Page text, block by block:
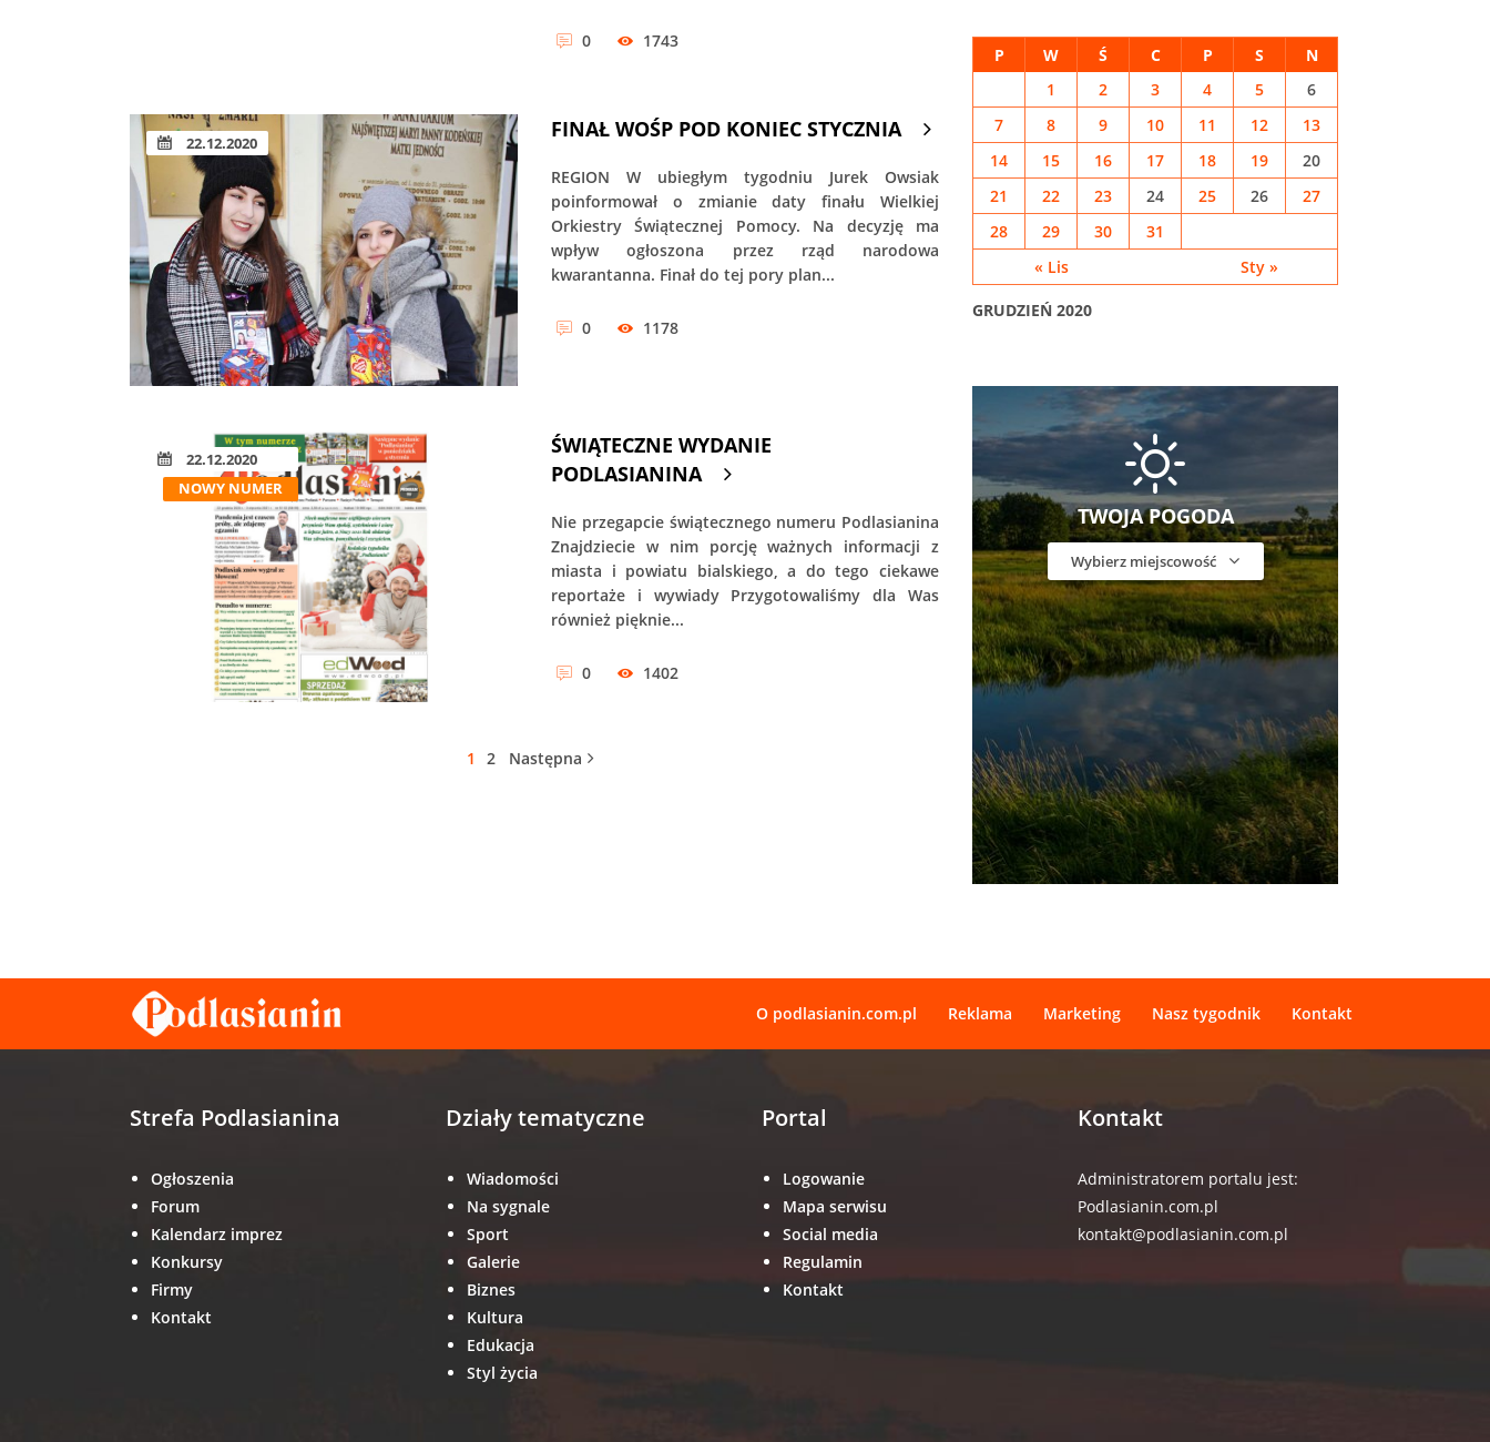
0 1743
22.12.2020
FINAŁ WOŚP POD KONIEC STYCZNIA
REGION W ubiegłym tygodniu Jurek Owsiak
poinformował o zmianie daty finału Wielkiej
Orkiestry Świątecznej Pomocy. Na decyzję ma
wpływ ogłoszona przez rząd narodowa
kwarantanna. Finał do tej pory plan...
0 1178
22.12.2020
NOWY NUMER
ŚWIĄTECZNE WYDANIE
PODLASIANINA
Nie przegapcie świątecznego numeru Podlasianina
Znajdziecie w nim porcję ważnych informacji z
miasta i powiatu bialskiego, a do tego ciekawe
reportaże i wywiady Przygotowaliśmy dla Was
również pięknie...
0 1402
1 2 Następna
GRUDZIEŃ 2020
P W Ś C P S N
« Lis Sty »
1 2 3 4 5
6
7
8 9 10 11 12
13
14
15 16 17 18 19
20
21
22 23 24 25 26
27
28
29 30 31
TWOJA POGODA
Wybierz miejscowość
O podlasianin.com.pl Reklama Marketing Nasz tygodnik Kontakt
Strefa Podlasianina
Ogłoszenia
Forum
Kalendarz imprez
Konkursy
Firmy
Kontakt
Działy tematyczne
Wiadomości
Na sygnale
Sport
Galerie
Biznes
Kultura
Edukacja
Styl życia
Portal
Logowanie
Mapa serwisu
Social media
Regulamin
Kontakt
Kontakt
Administratorem portalu jest:
Podlasianin.com.pl
kontakt@podlasianin.com.pl